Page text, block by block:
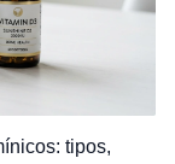
tipos,